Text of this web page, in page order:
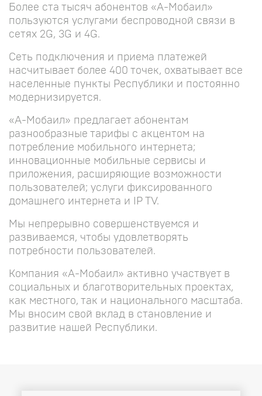
Более ста тысяч абонентов «А-Мобаил»
пользуются услугами беспроводной связи в
сетях 2G, 3G и 4G.
Сеть подключения и приема платежей
насчитывает более 400 точек, охватывает все
населенные пункты Республики и постоянно
модернизируется.
«А-Мобаил» предлагает абонентам
разнообразные тарифы с акцентом на
потребление мобильного интернета;
инновационные мобильные сервисы и
приложения, расширяющие возможности
пользователей; услуги фиксированного
домашнего интернета и IP TV.
Мы непрерывно совершенствуемся и
развиваемся, чтобы удовлетворять
потребности пользователей.
Компания «А-Мобаил» активно участвует в
социальных и благотворительных проектах,
как местного, так и национального масштаба.
Мы вносим свой вклад в становление и
развитие нашей Республики.